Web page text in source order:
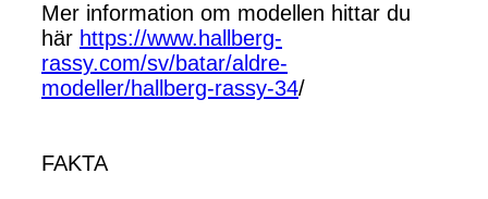
Mer information om modellen hittar du
här https://www.hallberg-
rassy.com/sv/batar/aldre-
modeller/hallberg-rassy-34/
FAKTA